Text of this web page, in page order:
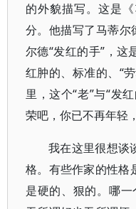
的外貌描写。这是
分。他描写了马蒂尔
尔德“发红的手”，这
红肿的、标准的、“
里，这个“老”与“发
荣吧，你已不再年轻
我在这里很想谈
格。有些作家的性格
是硬的、狠的。哪